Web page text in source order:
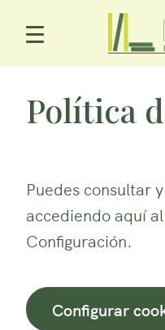
Menú Principal
Política
Puedes consultar
accediendo aquí
Configuración.
Configurar